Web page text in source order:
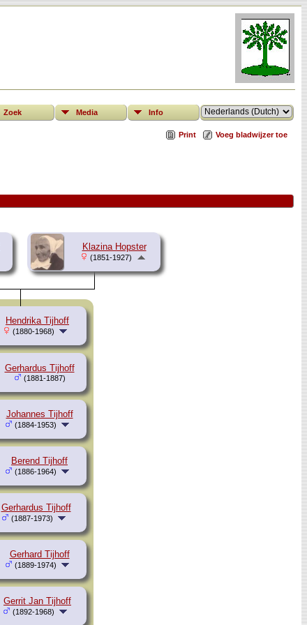
Zoek Media Info
Print Voeg bladwijzer toe
Klazina Hopster
(1851-1927)
Hendrika Tijhoff
(1880-1968)
Gerhardus Tijhoff
(1881-1887)
Johannes Tijhoff
(1884-1953)
Berend Tijhoff
(1886-1964)
Gerhardus Tijhoff
(1887-1973)
Gerhard Tijhoff
(1889-1974)
Gerrit Jan Tijhoff
(1892-1968)